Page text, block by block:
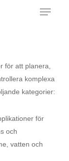
Menu
för att planera,
komplexa
kategorier:
för
och
vatten och